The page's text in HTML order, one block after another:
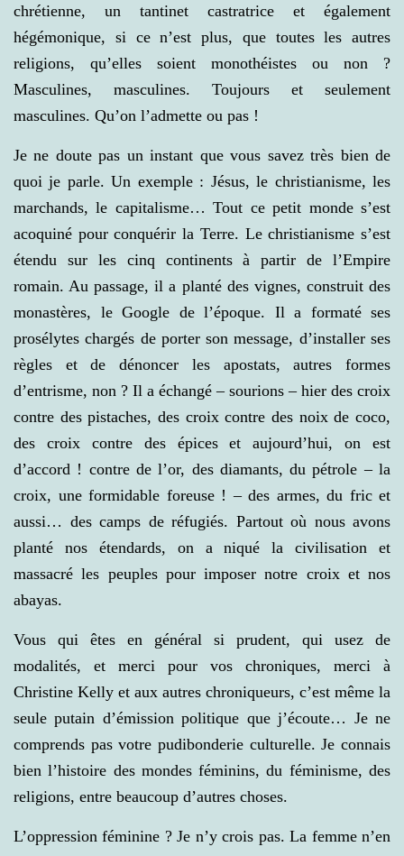
chrétienne, un tantinet castratrice et également
hégémonique, si ce n’est plus, que toutes les autres
religions, qu’elles soient monothéistes ou non ?
Masculines, masculines. Toujours et seulement
masculines. Qu’on l’admette ou pas !
Je ne doute pas un instant que vous savez très bien de
quoi je parle. Un exemple : Jésus, le christianisme, les
marchands, le capitalisme… Tout ce petit monde s’est
acoquiné pour conquérir la Terre. Le christianisme s’est
étendu sur les cinq continents à partir de l’Empire
romain. Au passage, il a planté des vignes, construit des
monastères, le Google de l’époque. Il a formaté ses
prosélytes chargés de porter son message, d’installer ses
règles et de dénoncer les apostats, autres formes
d’entrisme, non ? Il a échangé – sourions – hier des croix
contre des pistaches, des croix contre des noix de coco,
des croix contre des épices et aujourd’hui, on est
d’accord ! contre de l’or, des diamants, du pétrole – la
croix, une formidable foreuse ! – des armes, du fric et
aussi… des camps de réfugiés. Partout où nous avons
planté nos étendards, on a niqué la civilisation et
massacré les peuples pour imposer notre croix et nos
abayas.
Vous qui êtes en général si prudent, qui usez de
modalités, et merci pour vos chroniques, merci à
Christine Kelly et aux autres chroniqueurs, c’est même la
seule putain d’émission politique que j’écoute… Je ne
comprends pas votre pudibonderie culturelle. Je connais
bien l’histoire des mondes féminins, du féminisme, des
religions, entre beaucoup d’autres choses.
L’oppression féminine ? Je n’y crois pas. La femme n’en